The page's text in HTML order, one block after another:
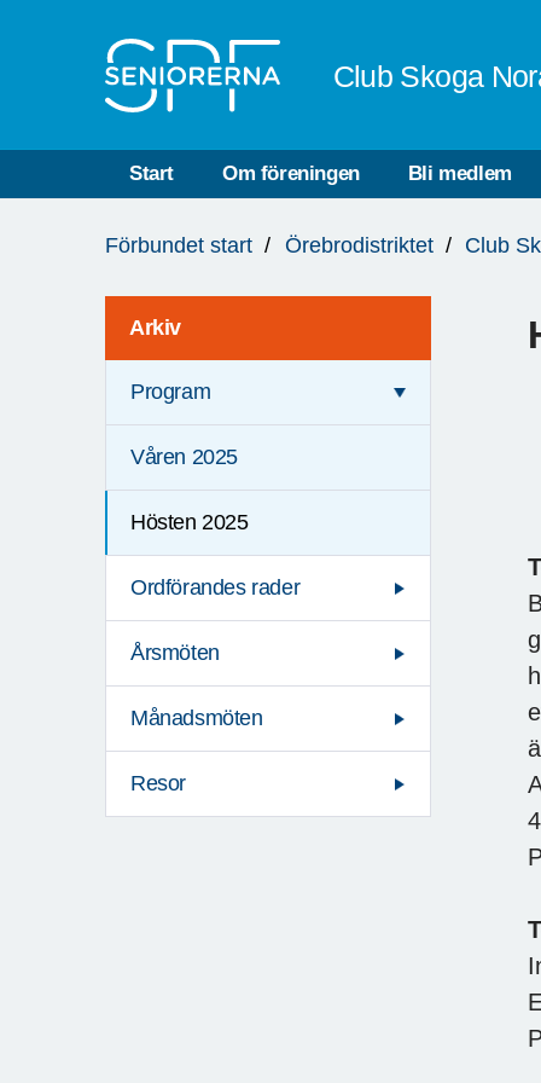
Club Skoga
Start Om föreningen Bli medlem
är
Förbundet start Örebrodistriktet Club
Arkiv
Program
Våren 2025
Hösten 2025
Ordförandes rader
Årsmöten
Månadsmöten
Resor